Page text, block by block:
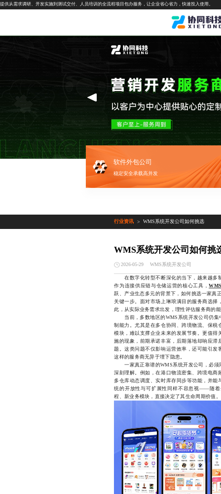
提供从需求调研、开发实施到测试交付、人员培训的全流程项目包办服务，让企业省心省力，快速投入使用。
软件外包公司
稳定安全承载高并发
行业资讯 > WMS系统开发公司如何挑选
WMS系统开发公司如何挑
2026-05-29 WMS系统开发公司
在数字化转型不断深化的当下，越来越多
作为连接供应链与仓储运营的核心工具，
跃、产业生态多元的背景下，如何挑选一家真
关键一步。面对市场上琳琅满目的服务商选
此，从实际业务需求出发，理性评估服务商的
当前，多数地区的WMS系统开发公司仍集
制能力。尤其是在多仓协同、跨境物流、保
模块，难以支撑企业未来的发展节奏。更值
施的现象，前期承诺丰富，后期落地却响应
题。这类问题不仅影响运营效率，还可能引
这样的服务商无异于埋下隐患。
一家真正靠谱的WMS系统开发公司，必须
深刻理解。例如，在港口物流密集、跨境电
多仓库动态调度、实时库存同步等功能，并
统的开放性与可扩展性同样不容忽视——随着
程、新业务模块，直接决定了其生命周期价值